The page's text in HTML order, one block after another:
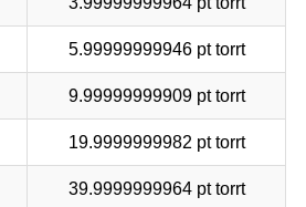
5.99999999946 pt torrt
9.99999999909 pt torrt
19.9999999982 pt torrt
39.9999999964 pt torrt